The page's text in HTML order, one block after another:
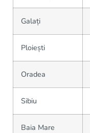
Galați
Ploiești
Oradea
Sibiu
Baia Mare